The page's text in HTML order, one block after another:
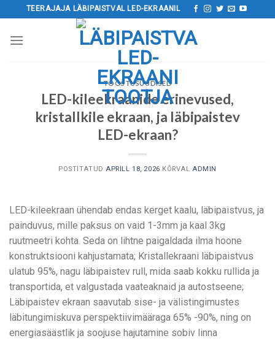
sisu
juurde
TEERAJAJA LÄBIPAISTVAL LED-EKRAANIL
TÖÖSTUSUUDISED
LED-kileekraanide erinevused,
kristallkile ekraan, ja läbipaistev
LED-ekraan?
POSTITATUD APRILL 18, 2026 KÕRVAL ADMIN
LED-kileekraan ühendab endas kerget kaalu, läbipaistvus, ja
painduvus, mille paksus on vaid 1-3mm ja kaal 3kg
ruutmeetri kohta. Seda on lihtne paigaldada ilma hoone
konstruktsiooni kahjustamata; Kristallekraani läbipaistvus
ulatub 95%, nagu läbipaistev rull, mida saab kokku rullida ja
transportida, et valgustada vaateaknaid ja autostseene;
Läbipaistev ekraan saavutab sise- ja välistingimustes
läbitungimiskuva perspektiivimääraga 65% -90%, ning on
energiasäästlik ja soojuse hajutamine sobiv linna